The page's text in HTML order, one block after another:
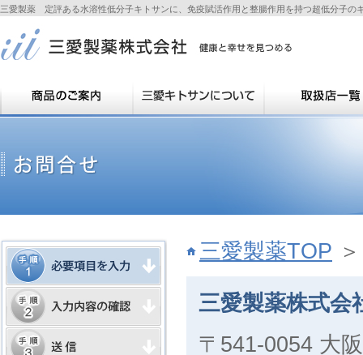
三愛製薬 定評ある水溶性低分子キトサンに、免疫賦活作用と整腸作用を持つ超低分子の
三愛製薬TOP
三愛製薬株式会
〒541-0054 大